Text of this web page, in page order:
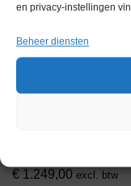
en privacy-instellingen
Beheer diensten
LM
€ 1.249,00 excl. btw